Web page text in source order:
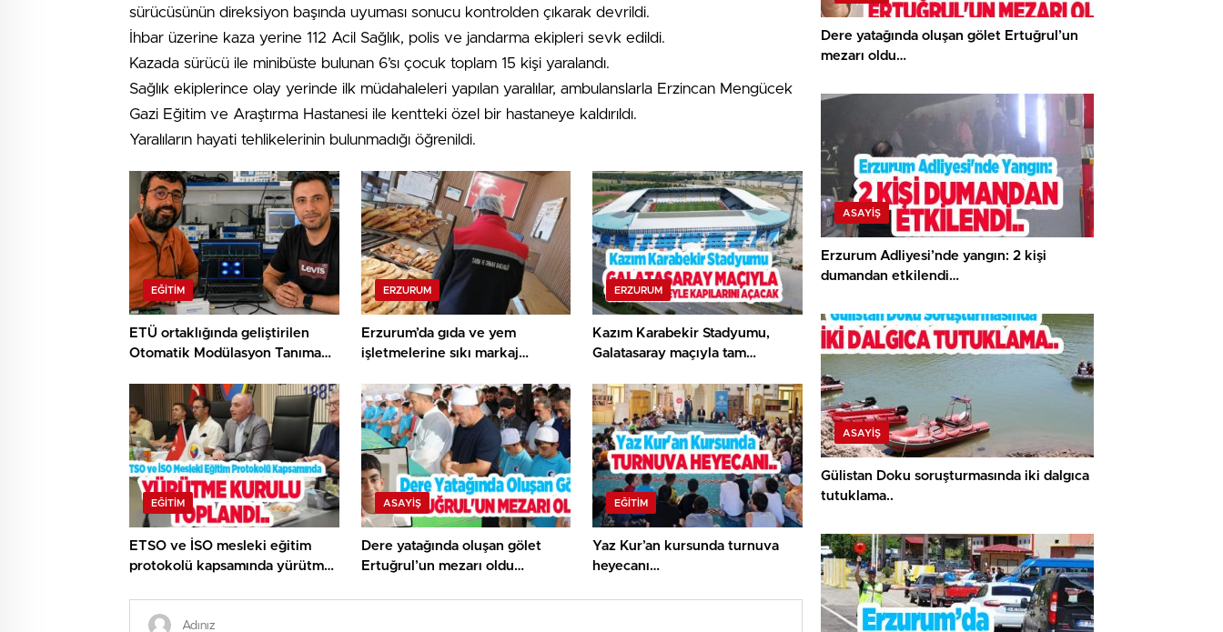
sürücüsünün direksiyon başında uyuması sonucu kontrolden çıkarak devrildi.
İhbar üzerine kaza yerine 112 Acil Sağlık, polis ve jandarma ekipleri sevk edildi.
Kazada sürücü ile minibüste bulunan 6’sı çocuk toplam 15 kişi yaralandı.
Sağlık ekiplerince olay yerinde ilk müdahaleleri yapılan yaralılar, ambulanslarla Erzincan Mengücek
Gazi Eğitim ve Araştırma Hastanesi ile kentteki özel bir hastaneye kaldırıldı.
Yaralıların hayati tehlikelerinin bulunmadığı öğrenildi.
EĞITIM
ETÜ ortaklığında geliştirilen
Otomatik Modülasyon Tanıma
ERZURUM
Erzurum’da gıda ve yem
işletmelerine sıkı markaj…
ERZURUM
Kazım Karabekir Stadyumu,
Galatasaray maçıyla tam
EĞITIM
ETSO ve İSO mesleki eğitim
protokolü kapsamında yürütme
ASAYİŞ
Dere yatağında oluşan gölet
Ertuğrul’un mezarı oldu…
EĞITIM
Yaz Kur’an kursunda turnuva
heyecanı…
Dere yatağında oluşan gölet Ertuğrul’un
mezarı oldu…
ASAYİŞ
Erzurum Adliyesi’nde yangın: 2 kişi
dumandan etkilendi…
ASAYİŞ
Gülistan Doku soruşturmasında iki dalgıca
tutuklama..